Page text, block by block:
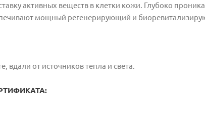
активных веществ в клетки кожи. Глубоко
мощный регенерирующий и
вдали от источников тепла и света.